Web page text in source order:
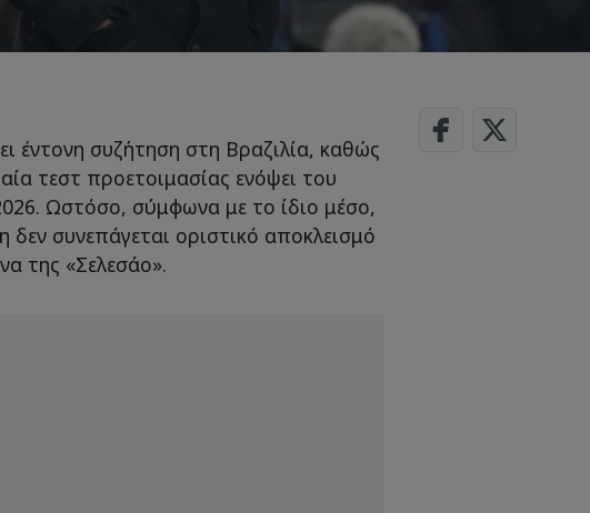
έντονη συζήτηση στη Βραζιλία, καθώς
τεστ προετοιμασίας ενόψει του
Ωστόσο, σύμφωνα με το ίδιο μέσο,
δεν συνεπάγεται οριστικό αποκλεισμό
της «Σελεσάο».